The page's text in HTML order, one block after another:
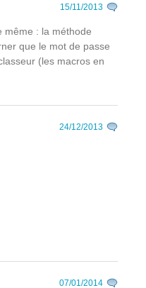
15/11/2013
même : la méthode
que le mot de passe
(les macros en
24/12/2013
07/01/2014